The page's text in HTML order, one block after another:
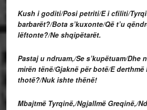
Kush i goditi/Posi petriti/E i cfiliti/
barbarët?/Bota s’kuxonte/Që t’u
lëftonte?/Ne shqipëtarët.
Pastaj u ndruam,/Se s’kupëtuam/Dhe
mirën tënë/Gjaknë për botë/E derthmë
thotë?/Nuk ishte thënë!
Mbajtmë Tyrqinë,/Ngjallmë Greqinë,/